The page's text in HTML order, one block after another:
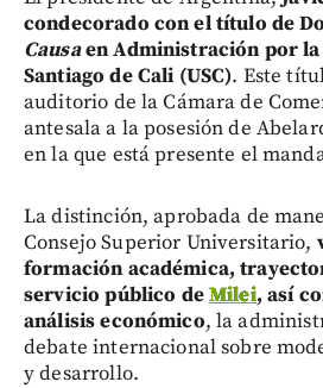
condecorado con el título de
Causaen Administración por
Santiago de Cali (USC). Este
auditorio de la Cámara de
antesala a la posesión de
en la que está presente el
La distinción, aprobada de
Consejo Superior Universitario,
formación académica,
servicio público deMilei, así
análisis económico, la
debate internacional sobre
y desarrollo.